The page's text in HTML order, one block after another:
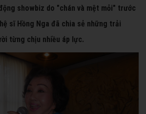
showbiz do "chán và mệt mỏi" trước
sĩ Hồng Nga đã chia sẻ những trải
từng chịu nhiều áp lực.